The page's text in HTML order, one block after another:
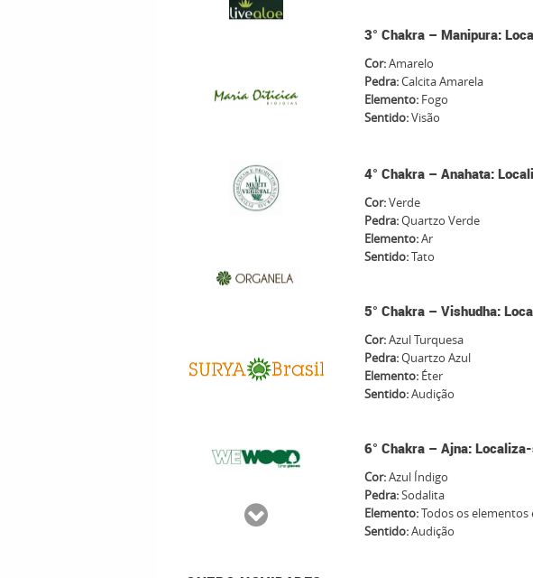
3° Chakra – Manipura:
Cor:Amarelo
Pedra:Calcita Amarela
Elemento: Fogo
Sentido:Visão
4° Chakra – Anahata:
Cor:Verde
Pedra:Quartzo Verde
Elemento:Ar
Sentido:Tato
5° Chakra – Vishudha:
Cor:Azul Turquesa
Pedra:Quartzo Azul
Elemento: Éter
Sentido:Audição
6° Chakra – Ajna:
Cor:Azul Índigo
Pedra:Sodalita
Elemento:Todos os elementos
Sentido:Audição